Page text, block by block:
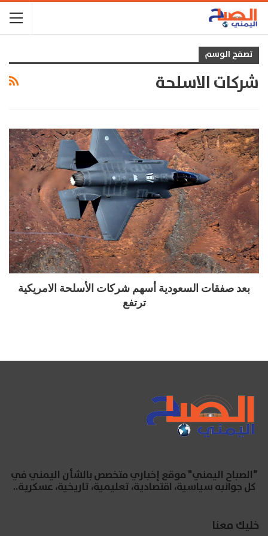
تصفح الوسم
شركات الاسلحة
بعد صفقات السعودية أسهم شركات الأسلحة الامريكية
ترتفع
"الصباح اليمني" موقع إخباري متخصص بالشأن اليمني في
كل جوانبه سياسية، اقتصادية، تعليمية، تاريخية، عسكرية..
خليك معنا